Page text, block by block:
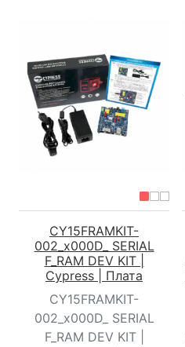
CY15FRAMKIT-
002_x000D_ SERIAL
F_RAM DEV KIT |
Cypress | Плата
CY15FRAMKIT-
002_x000D_ SERIAL
F_RAM DEV KIT |